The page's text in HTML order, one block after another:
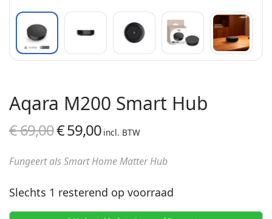
Aqara M200 Smart Hub
€69,00Oorspronkelijke
€ 69,00.
€59,00Huidige
€ 59,00.
incl. BTW
Fungeert als Smart Home Matter Hub
Slechts 1 resterend op voorraad